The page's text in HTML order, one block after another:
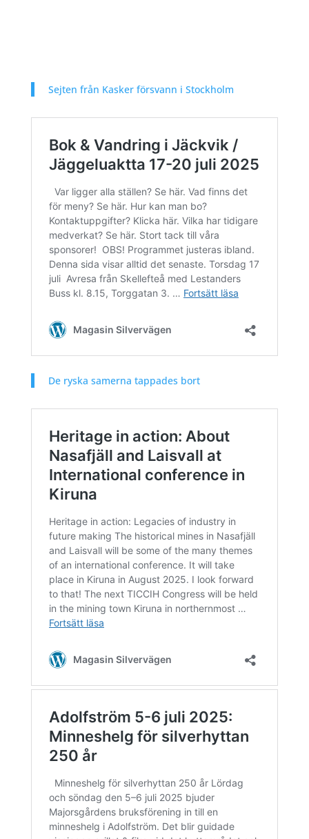
Sejten från Kasker försvann i Stockholm
De ryska samerna tappades bort